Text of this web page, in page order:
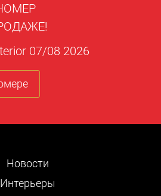
07/08 2026
Новости
Интерьеры